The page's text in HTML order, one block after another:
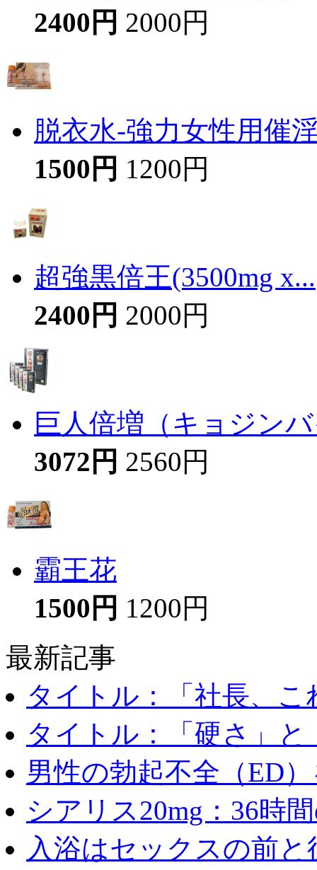
2400円 2000円
脱衣水-強力女性用催
1500円 1200円
超強黒倍王(3500mg x...
2400円 2000円
巨人倍増（キョジン
3072円 2560円
霸王花
1500円 1200円
最新記事
タイトル：「社長、こ
タイトル：「硬さ」と
男性の勃起不全（ED
シアリス20mg：36時
入浴はセックスの前